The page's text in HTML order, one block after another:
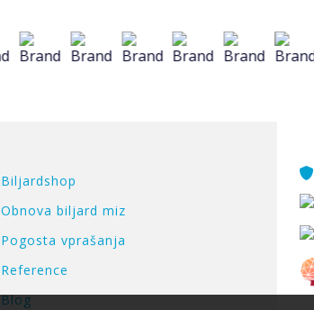
Biljardshop
Obnova biljard miz
Pogosta vprašanja
Reference
Blog